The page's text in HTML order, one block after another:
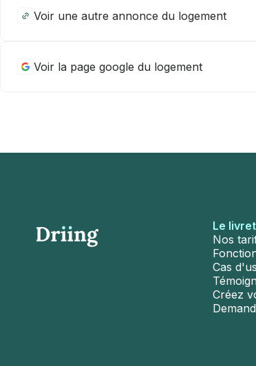
Voir une autre annonce du logement
Voir la page google du logement
Le
Nos
Cas
Créez